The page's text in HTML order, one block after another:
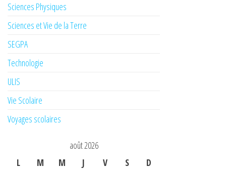
Sciences Physiques
Sciences et Vie de la Terre
SEGPA
Technologie
ULIS
Vie Scolaire
Voyages scolaires
août 2026
L
M M J V S
D